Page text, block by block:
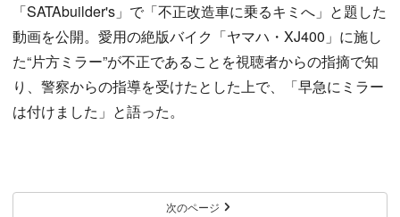
「SATAbuilder's」で「不正改造車に乗るキミへ」と題した
動画を公開。愛用の絶版バイク「ヤマハ・XJ400」に施し
た“片方ミラー”が不正であることを視聴者からの指摘で知
り、警察からの指導を受けたとした上で、「早急にミラー
は付けました」と語った。
次のページ